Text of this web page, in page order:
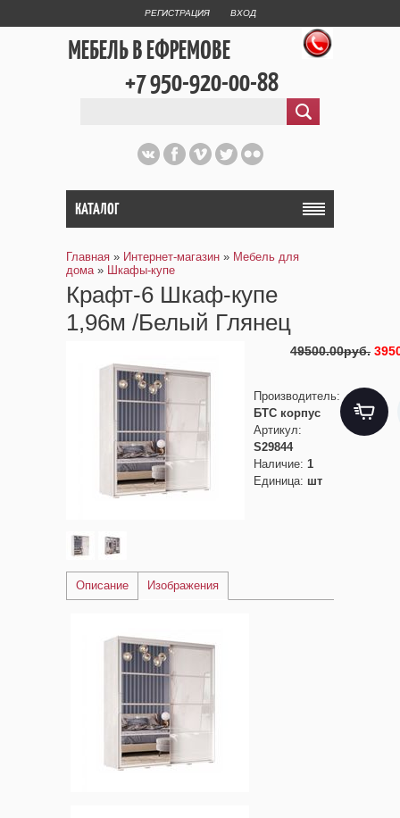
РЕГИСТРАЦИЯ ВХОД
МЕБЕЛЬ В ЕФРЕМОВЕ
+7 950-920-00-88
КАТАЛОГ
Главная » Интернет-магазин » Мебель для
дома » Шкафы-купе
Крафт-6 Шкаф-купе
1,96м /Белый Глянец
49500.00руб.
Производитель:
БТС корпус
Артикул:
S29844
Наличие: 1
Единица: шт
Описание Изображения